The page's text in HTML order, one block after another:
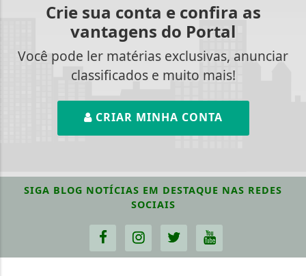
Crie sua conta e confira as
vantagens do Portal
Você pode ler matérias exclusivas, anunciar
classificados e muito mais!
CRIAR MINHA CONTA
SIGA BLOG NOTÍCIAS EM DESTAQUE NAS REDES
SOCIAIS